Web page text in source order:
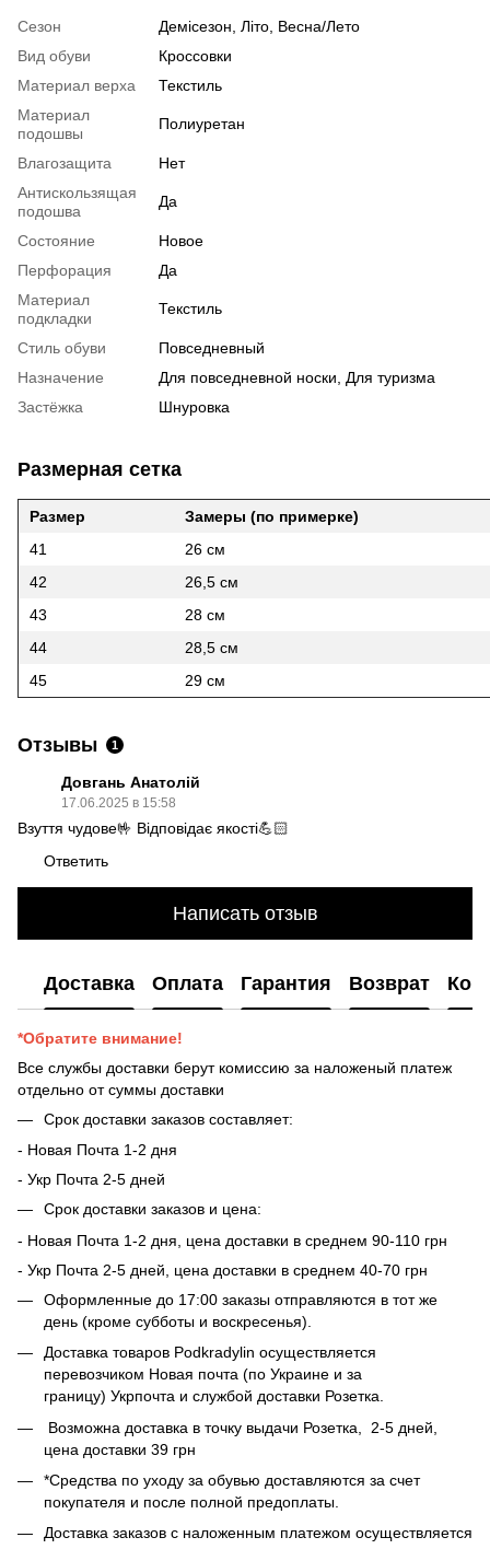
Сезон
Демісезон, Літо, Весна/Лето
Вид обуви
Кроссовки
Материал верха
Текстиль
Материал
подошвы
Полиуретан
Влагозащита
Нет
Антискользящая
подошва
Да
Состояние
Новое
Перфорация
Да
Материал
подкладки
Текстиль
Стиль обуви
Повседневный
Назначение
Для повседневной носки, Для туризма
Застёжка
Шнуровка
Размерная сетка
Размер
Замеры (по примерке)
41
26 см
42
26,5 см
43
28 см
44
28,5 см
45
29 см
Отзывы 1
Довгань Анатолій
17.06.2025 в 15:58
Взуття чудове🤟 Відповідає якості💪🏻
Ответить
Написать отзыв
Доставка Оплата Гарантия Возврат
*Обратите внимание!
Все службы доставки берут комиссию за наложеный платеж
отдельно от суммы доставки
Срок доставки заказов составляет:
- Новая Почта 1-2 дня
- ​​Укр Почта 2-5 дней
Срок доставки заказов и цена:
- Новая Почта 1-2 дня, цена доставки в среднем 90-110 грн
- Укр Почта 2-5 дней, цена доставки в среднем 40-70 грн
Оформленные до 17:00 заказы отправляются в тот же
день (кроме субботы и воскресенья).
Доставка товаров Podkradylin осуществляется
перевозчиком Новая почта (по Украине и за
границу) Укрпочта и службой доставки Розетка.
Возможна доставка в точку выдачи Розетка, 2-5 дней,
цена доставки 39 грн
*Средства по уходу за обувью доставляются за счет
покупателя и после полной предоплаты.
Доставка заказов с наложенным платежом осуществляется